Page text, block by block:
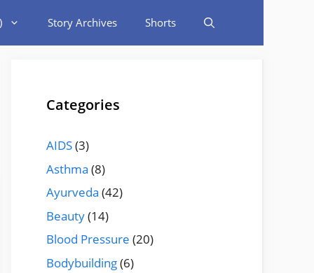
Story Archives Shorts
Categories
AIDS(3)
Asthma (8)
Ayurveda (42)
Beauty(14)
Blood Pressure (20)
Bodybuilding(6)